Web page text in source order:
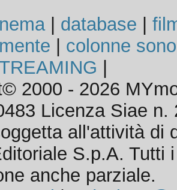
| database
colonne
2000 - 2026
Licenza Siae n.
all'attività di
S.p.A. Tutti
anche parziale.